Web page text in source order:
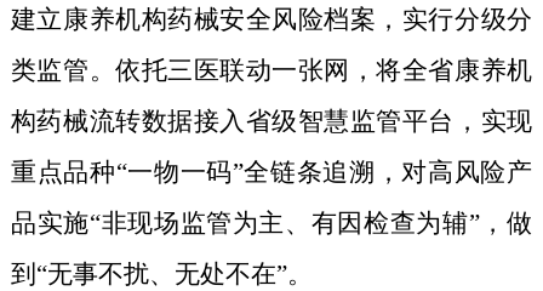
建立康养机构药械安全风险档案，实行分级分
类监管。依托三医联动一张网，将全省康养机
构药械流转数据接入省级智慧监管平台，实现
重点品种“一物一码”全链条追溯，对高风险产
品实施“非现场监管为主、有因检查为辅”，做
到“无事不扰、无处不在”。